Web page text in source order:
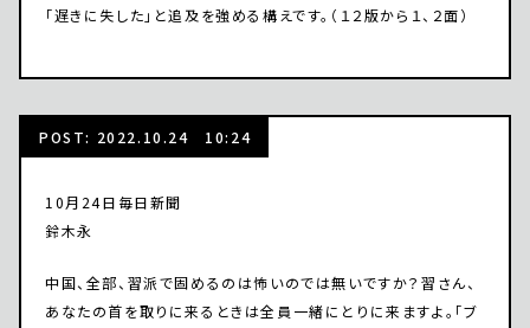
「遅きに失した」と追及を強める構えです。（１２版から１、２面）
POST: 2022.10.24 10:24
10月24日毎日新聞
鈴木永
中国、全部、習派で固めるのは怖いのでは無いですか？習さん、
あなたの首を取りに来るときは全員一緒にとりに来ますよ。「ブ